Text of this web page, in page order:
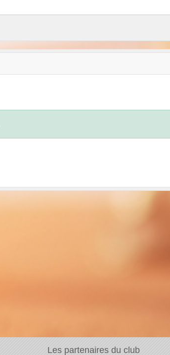
Les partenaires du club